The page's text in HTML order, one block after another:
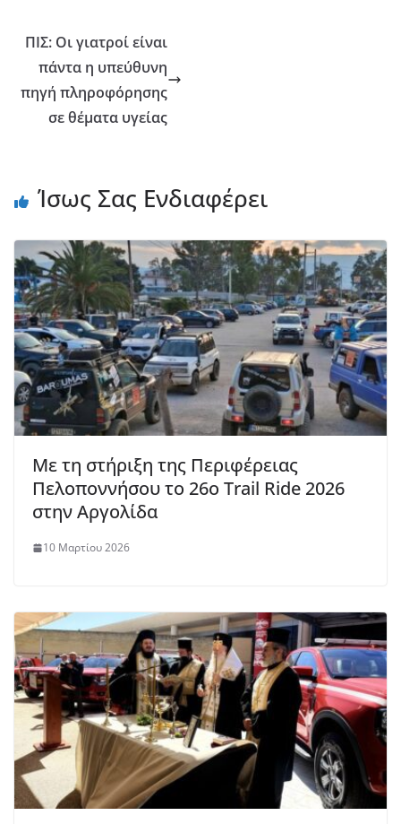
ΠΙΣ: Οι γιατροί είναι
πάντα η υπεύθυνη
πηγή πληροφόρησης
σε θέματα υγείας
Ίσως Σας Ενδιαφέρει
Με τη στήριξη της Περιφέρειας
Πελοποννήσου το 26ο Trail Ride 2026
στην Αργολίδα
10 Μαρτίου 2026